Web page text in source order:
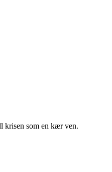
krisen som en kær ven.